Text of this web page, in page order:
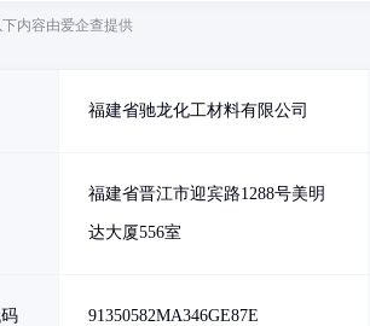
下内容由爱企查提供
福建省驰龙化工材料有限公司
福建省晋江市迎宾路1288号美明
达大厦556室
91350582MA346GE87E